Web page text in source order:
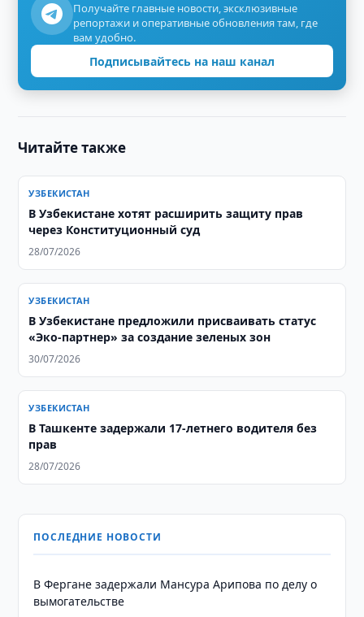
Получайте главные новости, эксклюзивные
репортажи и оперативные обновления там, где
вам удобно.
Подписывайтесь на наш канал
Читайте также
УЗБЕКИСТАН
В Узбекистане хотят расширить защиту прав
через Конституционный суд
28/07/2026
УЗБЕКИСТАН
В Узбекистане предложили присваивать статус
«Эко-партнер» за создание зеленых зон
30/07/2026
УЗБЕКИСТАН
В Ташкенте задержали 17-летнего водителя без
прав
28/07/2026
ПОСЛЕДНИЕ НОВОСТИ
В Фергане задержали Мансура Арипова по делу о
вымогательстве